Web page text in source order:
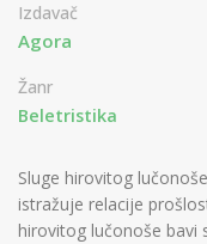
Izdavač
Agora
Žanr
Beletristika
Sluge hirovitog
istražuje relacije
hirovitog lučonoše bavi